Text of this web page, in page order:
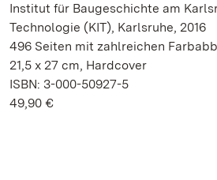
Institut für Baugeschichte am
Technologie (KIT), Karlsruhe, 2016
496 Seiten mit zahlreichen
21,5 x 27 cm, Hardcover
ISBN: 3-000-50927-5
49,90 €